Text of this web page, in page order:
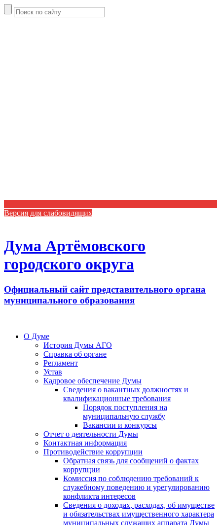
Версия для слабовидящих
Дума Артёмовского
городского округа
Официальный сайт представительного органа
муниципального образования
О Думе
История Думы АГО
Справка об органе
Регламент
Устав
Кадровое обеспечение Думы
Сведения о вакантных должностях и
квалификационные требования
Порядок поступления на
муниципальную службу
Вакансии и конкурсы
Отчет о деятельности Думы
Контактная информация
Противодействие коррупции
Обратная связь для сообщений о фактах
коррупции
Комиссия по соблюдению требований к
служебному поведению и урегулированию
конфликта интересов
Сведения о доходах, расходах, об имуществе
и обязательствах имущественного характера
муниципальных служащих аппарата Думы